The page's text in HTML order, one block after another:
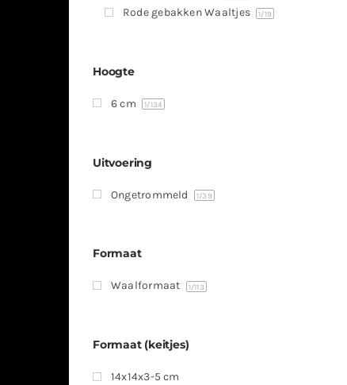
Rode gebakken Waaltjes 1/19
Hoogte
6 cm 1/134
Uitvoering
Ongetrommeld 1/39
Formaat
Waalformaat 1/113
Formaat (keitjes)
14x14x3-5 cm